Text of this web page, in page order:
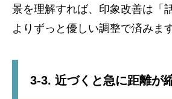
景を理解すれば、印象改善は「
よりずっと優しい調整で済みます
3-3. 近づくと急に距離が